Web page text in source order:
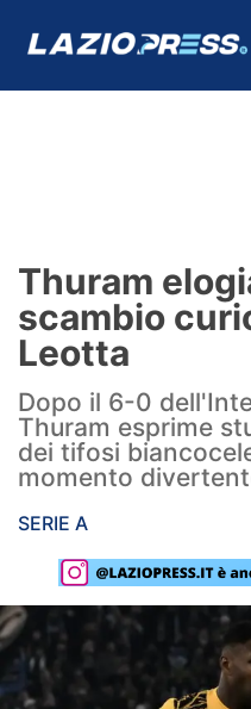
Formello
Infortuni
Primavera
Calciomercato
Lazio Women
Rassegna Lazio
Social
Calcio
Thuram
scambio
Leotta
Dopo il 6-0
Thuram esprime
dei tifosi
momento
SERIE A